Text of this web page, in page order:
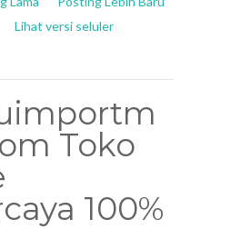
Lihat versi seluler
Toko
100%